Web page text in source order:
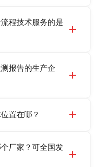
铅芯、LNR 天然、
隔震支座，资质齐
程技术服务的是
图纸深化设计、现货
服务，主营
报告的生产企
均配有正规第三方检测
，地址迎宾大街 9
置在哪？
街 9 号，是专业隔震
铅芯、LNR 天然、
厂家？可全国发